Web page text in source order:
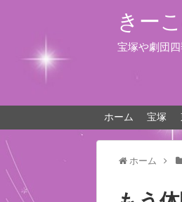
きー
宝塚や劇団
ホーム 宝塚
ホーム